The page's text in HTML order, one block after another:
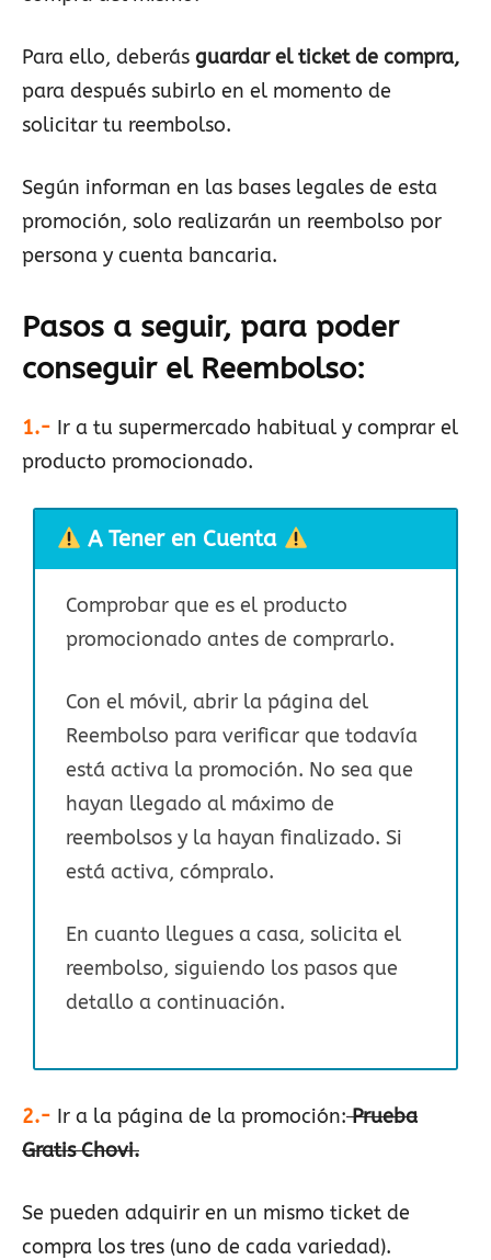
Para ello, deberás guardar el ticket de compra,
para después subirlo en el momento de
solicitar tu reembolso.
Según informan en las bases legales de esta
promoción, solo realizarán un reembolso por
persona y cuenta bancaria.
Pasos a seguir, para poder
conseguir el Reembolso:
1.- Ir a tu supermercado habitual y comprar el
producto promocionado.
A Tener en Cuenta
Comprobar que es el producto
promocionado antes de comprarlo.
Con el móvil, abrir la página del
Reembolso para verificar que todavía
está activa la promoción. No sea que
hayan llegado al máximo de
reembolsos y la hayan finalizado. Si
está activa, cómpralo.
En cuanto llegues a casa, solicita el
reembolso, siguiendo los pasos que
detallo a continuación.
2.- Ir a la página de la promoción:Prueba
Gratis Chovi.
Se pueden adquirir en un mismo ticket de
compra los tres (uno de cada variedad).